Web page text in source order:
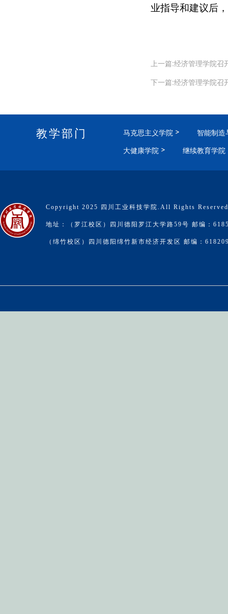
业指导和建议后
上一篇:经济管理学院召
下一篇:经济管理学院召
教学部门 马克思主义学院
智能制造
大健康学院
继续教育学院
Copyright 2025 四川工业科技学院.All Rights
地址：（罗江校区）四川德阳罗江大学路59号 邮编：
（绵竹校区）四川德阳绵竹新市经济开发区 邮编：